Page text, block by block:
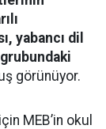
yabancı dil
görünüyor.
MEB’in okul